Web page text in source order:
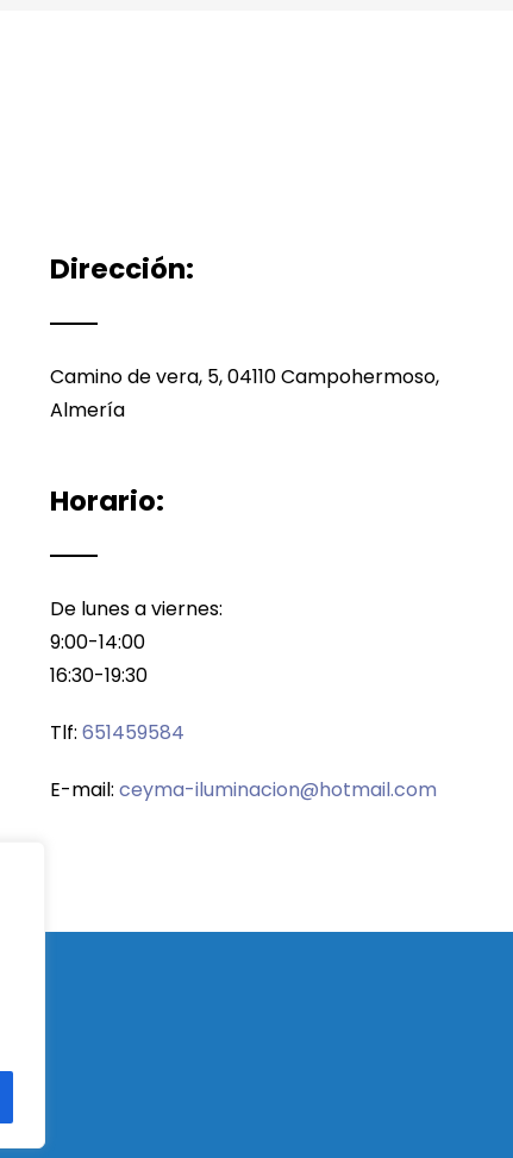
la
de
Dirección:
Camino de vera, 5, 04110 Campohermoso,
Almería
Horario:
De lunes a viernes:
9:00-14:00
16:30-19:30
Tlf: 651459584
E-mail: ceyma-iluminacion@hotmail.com